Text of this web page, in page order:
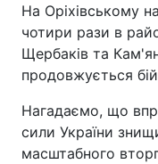
На Оріхівському
чотири рази в
Щербаків та
продовжується
Нагадаємо, що
сили України
масштабного